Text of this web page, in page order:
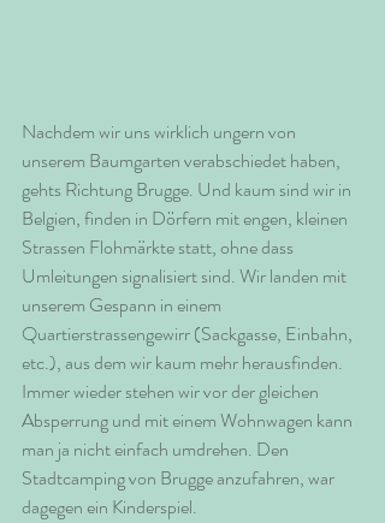
Nachdem wir uns wirklich ungern von
unserem Baumgarten verabschiedet haben,
gehts Richtung Brugge. Und kaum sind wir in
Belgien, finden in Dörfern mit engen, kleinen
Strassen Flohmärkte statt, ohne dass
Umleitungen signalisiert sind. Wir landen mit
unserem Gespann in einem
Quartierstrassengewirr (Sackgasse, Einbahn,
etc.), aus dem wir kaum mehr herausfinden.
Immer wieder stehen wir vor der gleichen
Absperrung und mit einem Wohnwagen kann
man ja nicht einfach umdrehen. Den
Stadtcamping von Brugge anzufahren, war
dagegen ein Kinderspiel.